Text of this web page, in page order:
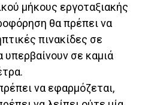
μήκους εργοταξιακής
θα πρέπει να
πινακίδες σε
σε καμιά
να εφαρμόζεται,